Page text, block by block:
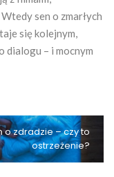
sen o zmarłych
się kolejnym,
dialogu – i mocnym
o zdradzie – czy to
ostrzeżenie?